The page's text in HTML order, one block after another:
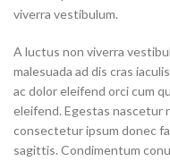
viverra vestibulum.
A luctus non viverra
malesuada ad dis cras
ac dolor eleifend orci cum
eleifend. Egestas nascetur
consectetur ipsum donec
sagittis. Condimentum